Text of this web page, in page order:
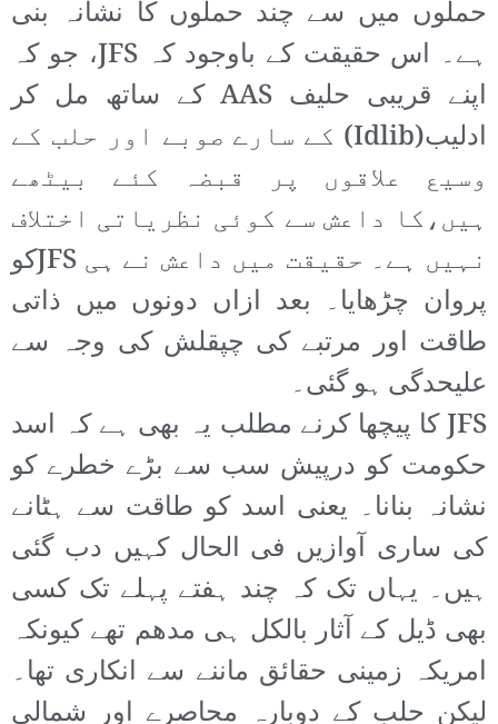
حملوں میں سے چند حملوں کا نشانہ بنی
ہے۔ اس حقیقت کے باوجود کہ JFS، جو کہ
اپنے قریبی حلیف AAS کے ساتھ مل کر
ادلیب(Idlib) کے سارے صوبے اور حلب کے
وسیع علاقوں پر قبضہ کئے بیٹھے
ہیں،کا داعش سے کوئی نظریاتی اختلاف
نہیں ہے۔ حقیقت میں داعش نے ہی JFSکو
پروان چڑھایا۔ بعد ازاں دونوں میں ذاتی
طاقت اور مرتبے کی چپقلش کی وجہ سے
علیحدگی ہو گئی۔
JFS کا پیچھا کرنے مطلب یہ بھی ہے کہ اسد
حکومت کو درپیش سب سے بڑے خطرے کو
نشانہ بنانا۔ یعنی اسد کو طاقت سے ہٹانے
کی ساری آوازیں فی الحال کہیں دب گئی
ہیں۔ یہاں تک کہ چند ہفتے پہلے تک کسی
بھی ڈیل کے آثار بالکل ہی مدھم تھے کیونکہ
امریکہ زمینی حقائق ماننے سے انکاری تھا۔
لیکن حلب کے دوبارہ محاصرے اور شمالی